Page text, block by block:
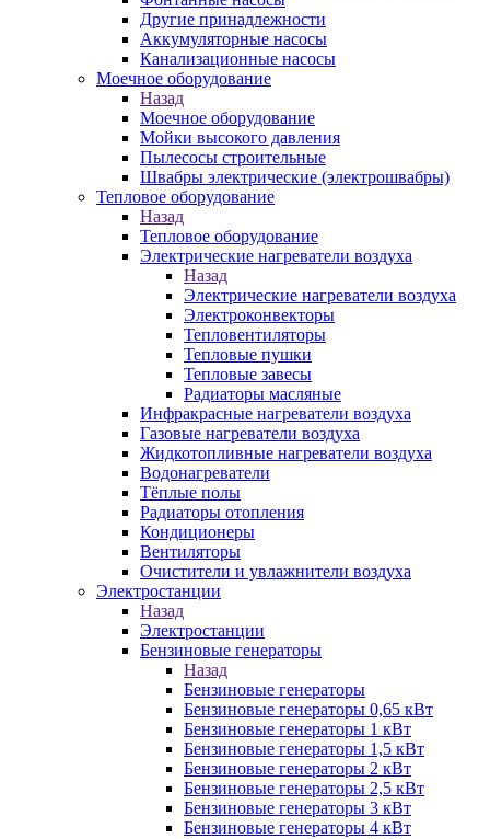
Другие принадлежности
Аккумуляторные насосы
Канализационные насосы
Моечное оборудование
Назад
Моечное оборудование
Мойки высокого давления
Пылесосы строительные
Швабры электрические (электрошвабры)
Тепловое оборудование
Назад
Тепловое оборудование
Электрические нагреватели воздуха
Назад
Электрические нагреватели воздуха
Электроконвекторы
Тепловентиляторы
Тепловые пушки
Тепловые завесы
Радиаторы масляные
Инфракрасные нагреватели воздуха
Газовые нагреватели воздуха
Жидкотопливные нагреватели воздуха
Водонагреватели
Тёплые полы
Радиаторы отопления
Кондиционеры
Вентиляторы
Очистители и увлажнители воздуха
Электростанции
Назад
Электростанции
Бензиновые генераторы
Назад
Бензиновые генераторы
Бензиновые генераторы 0,65 кВт
Бензиновые генераторы 1 кВт
Бензиновые генераторы 1,5 кВт
Бензиновые генераторы 2 кВт
Бензиновые генераторы 2,5 кВт
Бензиновые генераторы 3 кВт
Бензиновые генераторы 4 кВт